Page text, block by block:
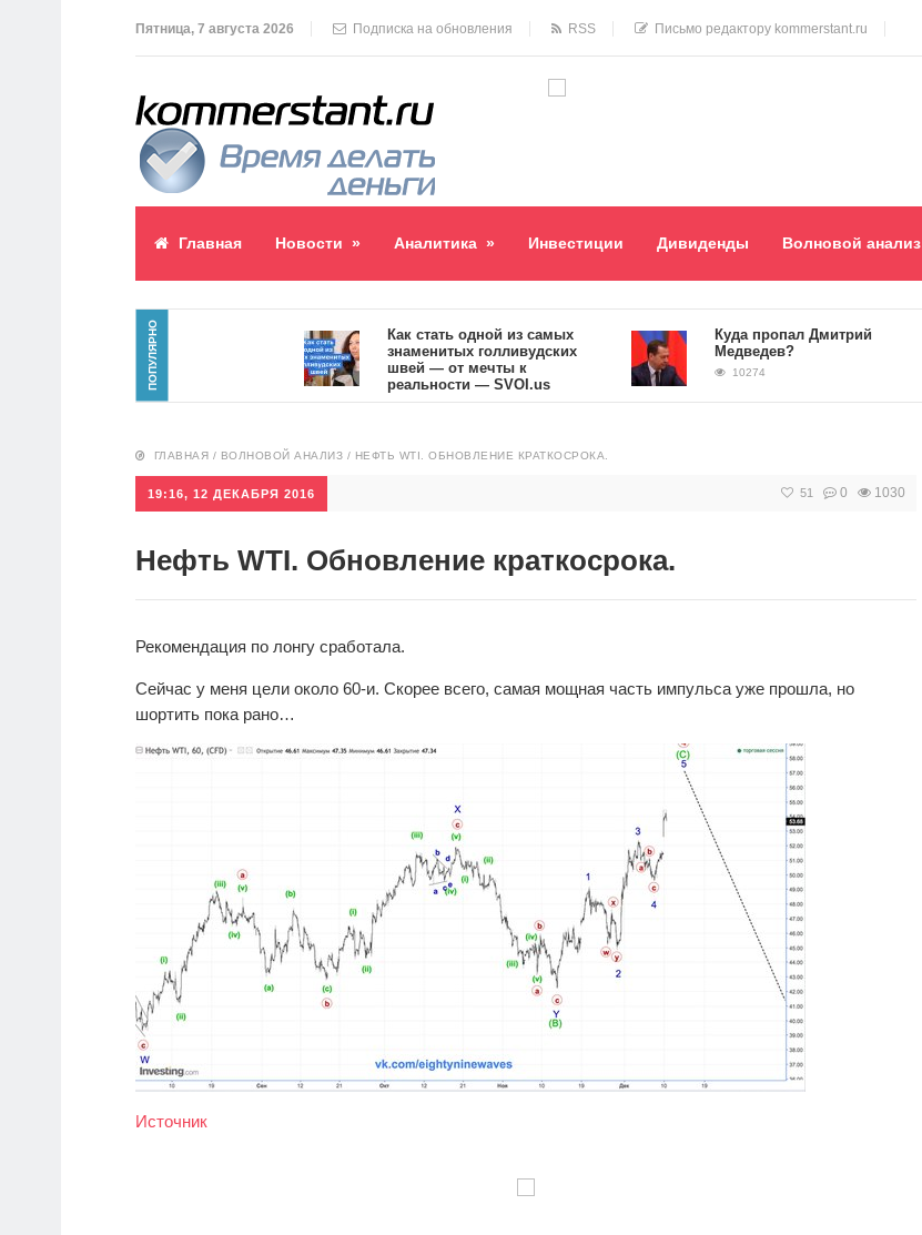
Пятница, 7 августа 2026 Подписка на обновления RSS Письмо редактору kommerstant.ru
Главная Новости » Аналитика » Инвестиции Дивиденды Волновой анализ
ПОПУЛЯРНО
Как стать одной из самых
знаменитых голливудских
швей — от мечты к
реальности — SVOI.us
10554
Куда пропал Дмитрий
Медведев?
10274
ГЛАВНАЯ / ВОЛНОВОЙ АНАЛИЗ / НЕФТЬ WTI. ОБНОВЛЕНИЕ КРАТКОСРОКА.
19:16, 12 ДЕКАБРЯ 2016 51 0 1030
Нефть WTI. Обновление краткосрока.
Рекомендация по лонгу сработала.
Сейчас у меня цели около 60-и. Скорее всего, самая мощная часть импульса уже прошла, но
шортить пока рано…
Источник